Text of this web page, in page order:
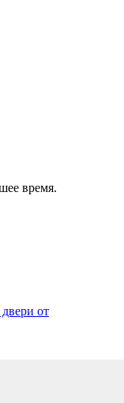
время.
от